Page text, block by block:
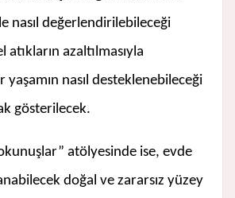
nasıl değerlendirilebileceği
atıkların azaltılmasıyla
nasıl desteklenebileceği
gösterilecek.
atölyesinde ise, evde
doğal ve zararsız yüzey